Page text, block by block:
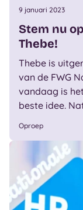
9 januari 2023
Stem nu
Thebe!
Thebe is
van de FWG
vandaag is
beste idee.
Oproep